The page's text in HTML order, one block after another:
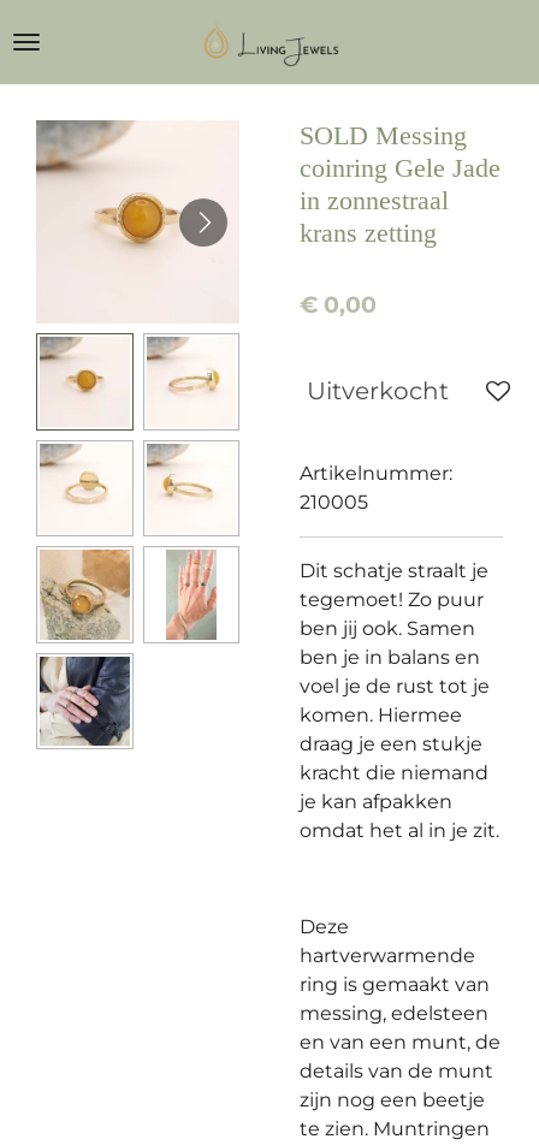
direct
naar
hoofdinhoud
SOLD Messing
coinring Gele Jade
in zonnestraal
krans zetting
€ 0,00
Uitverkocht
Artikelnummer:
210005
Dit schatje straalt je
tegemoet! Zo puur
ben jij ook. Samen
ben je in balans en
voel je de rust tot je
komen. Hiermee
draag je een stukje
kracht die niemand
je kan afpakken
omdat het al in je zit.
Deze
hartverwarmende
ring is gemaakt van
messing, edelsteen
en van een munt, de
details van de munt
zijn nog een beetje
te zien. Muntringen